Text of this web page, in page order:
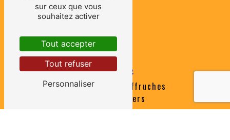
Adresse
31 Chemin des Effruches
85370 Nalliers
sur ceux que vous
souhaitez activer
Tout accepter
Tout refuser
Personnaliser